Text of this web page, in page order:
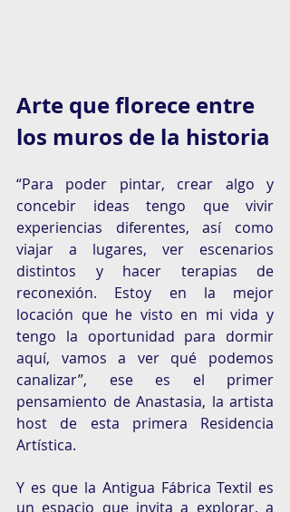
Arte que florece entre
los muros de la historia
“Para poder pintar, crear algo y
concebir ideas tengo que vivir
experiencias diferentes, así como
viajar a lugares, ver escenarios
distintos y hacer terapias de
reconexión. Estoy en la mejor
locación que he visto en mi vida y
tengo la oportunidad para dormir
aquí, vamos a ver qué podemos
canalizar”, ese es el primer
pensamiento de Anastasia, la artista
host de esta primera Residencia
Artística.
Y es que la Antigua Fábrica Textil es
un espacio que invita a explorar, a